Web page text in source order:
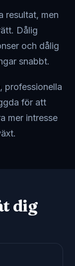
resultat, men
Dålig
och dålig
snabbt.
professionella
för att
mer intresse
dig